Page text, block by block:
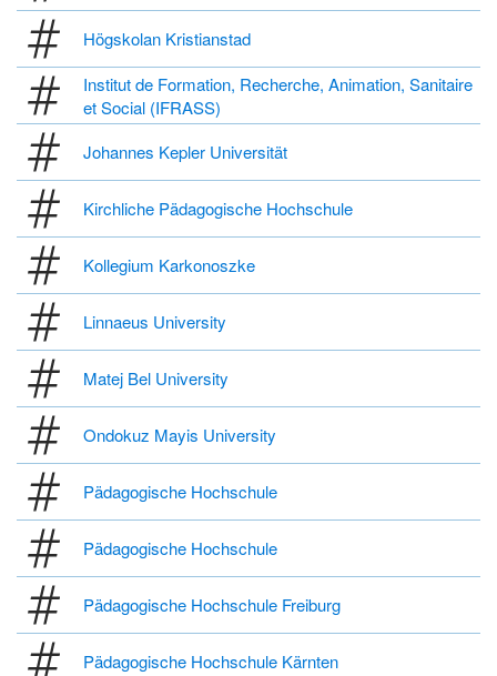
Högskolan Kristianstad
Institut de Formation, Recherche, Animation, Sanitaire
et Social (IFRASS)
Johannes Kepler Universität
Kirchliche Pädagogische Hochschule
Kollegium Karkonoszke
Linnaeus University
Matej Bel University
Ondokuz Mayis University
Pädagogische Hochschule
Pädagogische Hochschule
Pädagogische Hochschule Freiburg
Pädagogische Hochschule Kärnten